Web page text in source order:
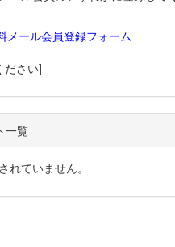
メール会員登録フォーム
ださい]
一覧
れていません。